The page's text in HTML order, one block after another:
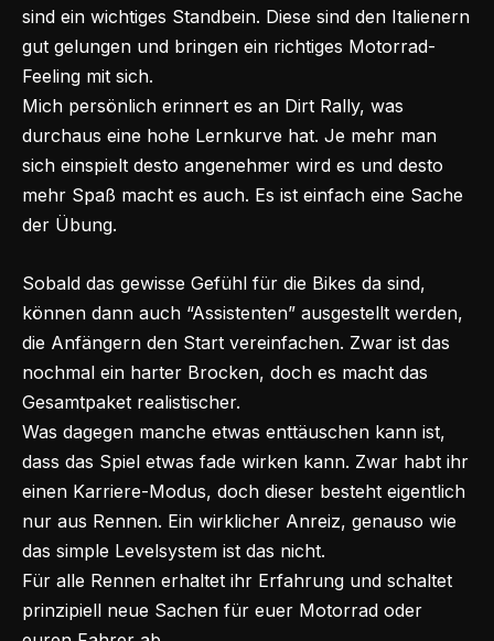
sind ein wichtiges Standbein. Diese sind den Italienern
gut gelungen und bringen ein richtiges Motorrad-
Feeling mit sich.
Mich persönlich erinnert es an Dirt Rally, was
durchaus eine hohe Lernkurve hat. Je mehr man
sich einspielt desto angenehmer wird es und desto
mehr Spaß macht es auch. Es ist einfach eine Sache
der Übung.
Sobald das gewisse Gefühl für die Bikes da sind,
können dann auch “Assistenten” ausgestellt werden,
die Anfängern den Start vereinfachen. Zwar ist das
nochmal ein harter Brocken, doch es macht das
Gesamtpaket realistischer.
Was dagegen manche etwas enttäuschen kann ist,
dass das Spiel etwas fade wirken kann. Zwar habt ihr
einen Karriere-Modus, doch dieser besteht eigentlich
nur aus Rennen. Ein wirklicher Anreiz, genauso wie
das simple Levelsystem ist das nicht.
Für alle Rennen erhaltet ihr Erfahrung und schaltet
prinzipiell neue Sachen für euer Motorrad oder